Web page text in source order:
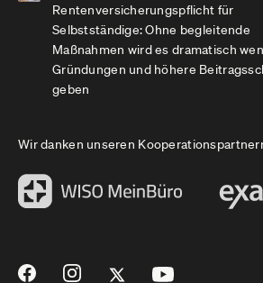
Rentenversicherungspflicht für
Selbstständige: Ohne begleitende
Maßnahmen wird es dramatisch
Gründungen und höhere
geben
Wir danken unseren